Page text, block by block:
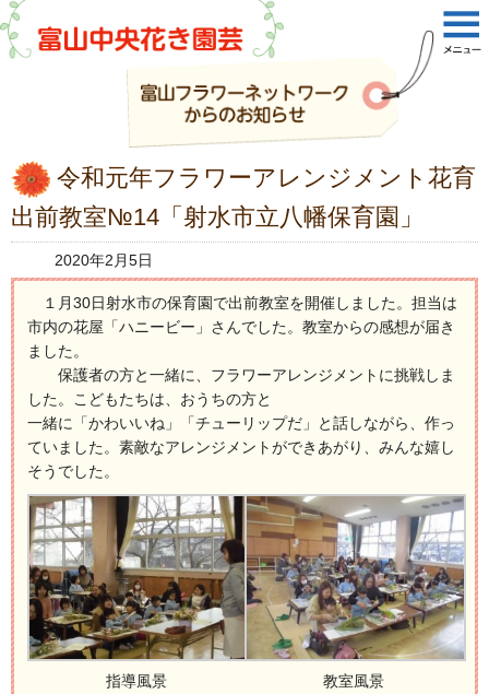
令和元年フラワーアレンジメント花育
出前教室№14「射水市立八幡保育園」
2020年2月5日
１月30日射水市の保育園で出前教室を開催しました。担当は
市内の花屋「ハニービー」さんでした。教室からの感想が届き
ました。
保護者の方と一緒に、フラワーアレンジメントに挑戦しま
した。こどもたちは、おうちの方と
一緒に「かわいいね」「チューリップだ」と話しながら、作っ
ていました。素敵なアレンジメントができあがり、みんな嬉し
そうでした。
指導風景 教室風景